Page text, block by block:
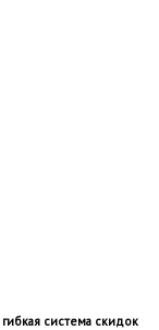
система скидок